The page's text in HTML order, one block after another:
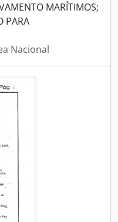
MARÍTIMOS;
PARA
Nacional